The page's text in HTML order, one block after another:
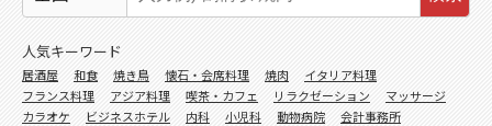
人気キーワード
居酒屋 和食 焼き鳥 懐石・会席料理 焼肉
イタリア料理
フランス料理
アジア料理 喫茶・カフェ リラクゼーション
マッサージ
カラオケ
ビジネスホテル 内科 小児科 動物病院
会計事務所